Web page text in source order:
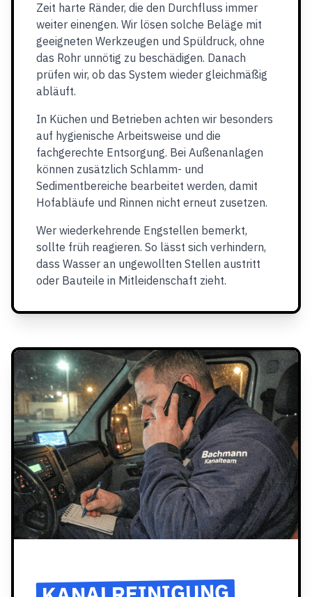
Zeit harte Ränder, die den Durchfluss immer
weiter einengen. Wir lösen solche Beläge mit
geeigneten Werkzeugen und Spüldruck, ohne
das Rohr unnötig zu beschädigen. Danach
prüfen wir, ob das System wieder gleichmäßig
abläuft.
In Küchen und Betrieben achten wir besonders
auf hygienische Arbeitsweise und die
fachgerechte Entsorgung. Bei Außenanlagen
können zusätzlich Schlamm- und
Sedimentbereiche bearbeitet werden, damit
Hofabläufe und Rinnen nicht erneut zusetzen.
Wer wiederkehrende Engstellen bemerkt,
sollte früh reagieren. So lässt sich verhindern,
dass Wasser an ungewollten Stellen austritt
oder Bauteile in Mitleidenschaft zieht.